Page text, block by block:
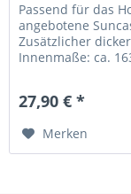
Passend für das
angebotene
Zusätzlicher
Innenmaße: ca.
27,90 € *
Merken